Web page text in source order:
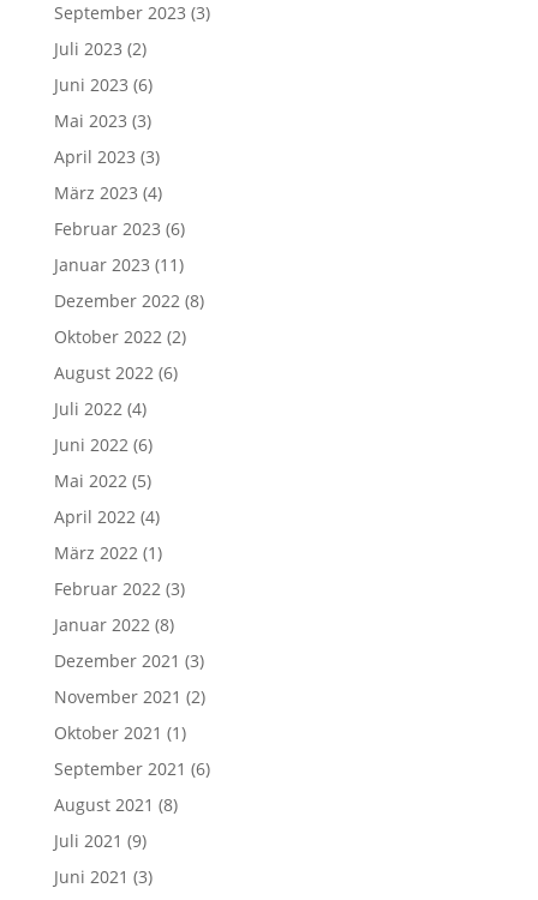
September 2023 (3)
Juli 2023 (2)
Juni 2023 (6)
Mai 2023 (3)
April 2023 (3)
März 2023 (4)
Februar 2023 (6)
Januar 2023 (11)
Dezember 2022(8)
Oktober 2022(2)
August 2022(6)
Juli 2022(4)
Juni 2022(6)
Mai 2022(5)
April 2022(4)
März 2022(1)
Februar 2022(3)
Januar 2022(8)
Dezember 2021 (3)
November 2021 (2)
Oktober 2021 (1)
September 2021 (6)
August 2021 (8)
Juli 2021 (9)
Juni 2021 (3)